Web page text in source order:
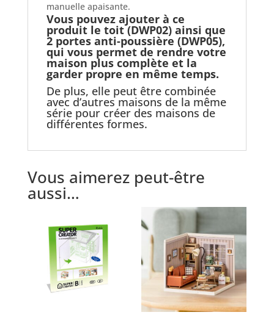
manuelle apaisante.
Vous pouvez ajouter à ce
produit le toit (DWP02) ainsi que
2 portes anti-poussière (DWP05),
qui vous permet de rendre votre
maison plus complète et la
garder propre en même temps.
De plus, elle peut être combinée
avec d’autres maisons de la même
série pour créer des maisons de
différentes formes.
Vous aimerez peut-être
aussi…